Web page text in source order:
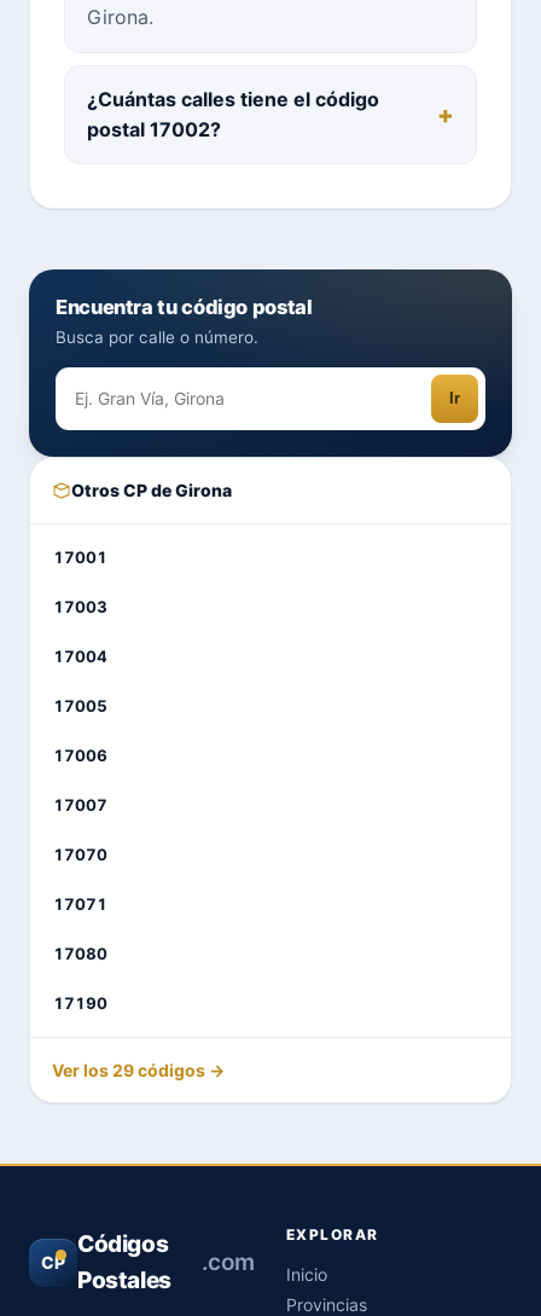
Girona.
¿Cuántas calles tiene el código
postal 17002?
Encuentra tu código postal
Busca por calle o número.
Ir
Otros CP de Girona
17001
17003
17004
17005
17006
17007
17070
17071
17080
17190
Ver los 29 códigos →
CP
Códigos
Postales
.com
EXPLORAR
Inicio
Provincias